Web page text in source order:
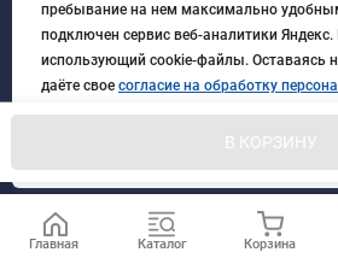
В КОРЗИНУ
© 2026 БлагАвтоКомплект. Все
Главная Каталог Корзина
пребывание на нем максимально
подключен сервис веб-аналитики
использующий cookie-файлы. Оставаясь
даёте свое согласие на обработку
порядке, указанном вПолитике